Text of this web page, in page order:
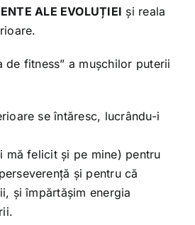
ALE EVOLUȚIEI și reala
de fitness” a mușchilor puterii
se întăresc, lucrându-i
mă felicit și pe mine) pentru
și pentru că
și împărtășim energia